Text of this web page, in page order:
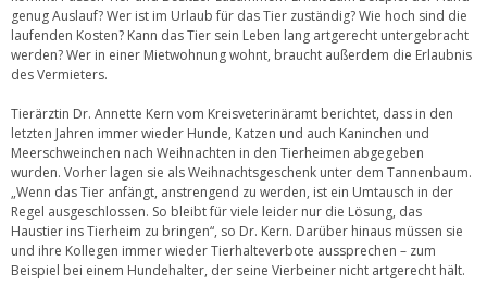
genug Auslauf? Wer ist im Urlaub für das Tier zuständig? Wie hoch sind die
laufenden Kosten? Kann das Tier sein Leben lang artgerecht untergebracht
werden? Wer in einer Mietwohnung wohnt, braucht außerdem die Erlaubnis
des Vermieters.
Tierärztin Dr. Annette Kern vom Kreisveterinäramt berichtet, dass in den
letzten Jahren immer wieder Hunde, Katzen und auch Kaninchen und
Meerschweinchen nach Weihnachten in den Tierheimen abgegeben
wurden. Vorher lagen sie als Weihnachtsgeschenk unter dem Tannenbaum.
„Wenn das Tier anfängt, anstrengend zu werden, ist ein Umtausch in der
Regel ausgeschlossen. So bleibt für viele leider nur die Lösung, das
Haustier ins Tierheim zu bringen“, so Dr. Kern. Darüber hinaus müssen sie
und ihre Kollegen immer wieder Tierhalteverbote aussprechen – zum
Beispiel bei einem Hundehalter, der seine Vierbeiner nicht artgerecht hält.